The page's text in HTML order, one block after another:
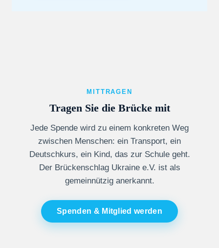
MITTRAGEN
Tragen Sie die Brücke mit
Jede Spende wird zu einem konkreten Weg
zwischen Menschen: ein Transport, ein
Deutschkurs, ein Kind, das zur Schule geht.
Der Brückenschlag Ukraine e.V. ist als
gemeinnützig anerkannt.
Spenden & Mitglied werden